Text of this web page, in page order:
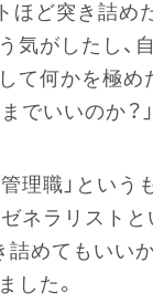
ほど突き詰め
気がしたし、
て何かを極め
でいいのか？」
理職」という
ゼネラリスト
詰めてもいい
した。